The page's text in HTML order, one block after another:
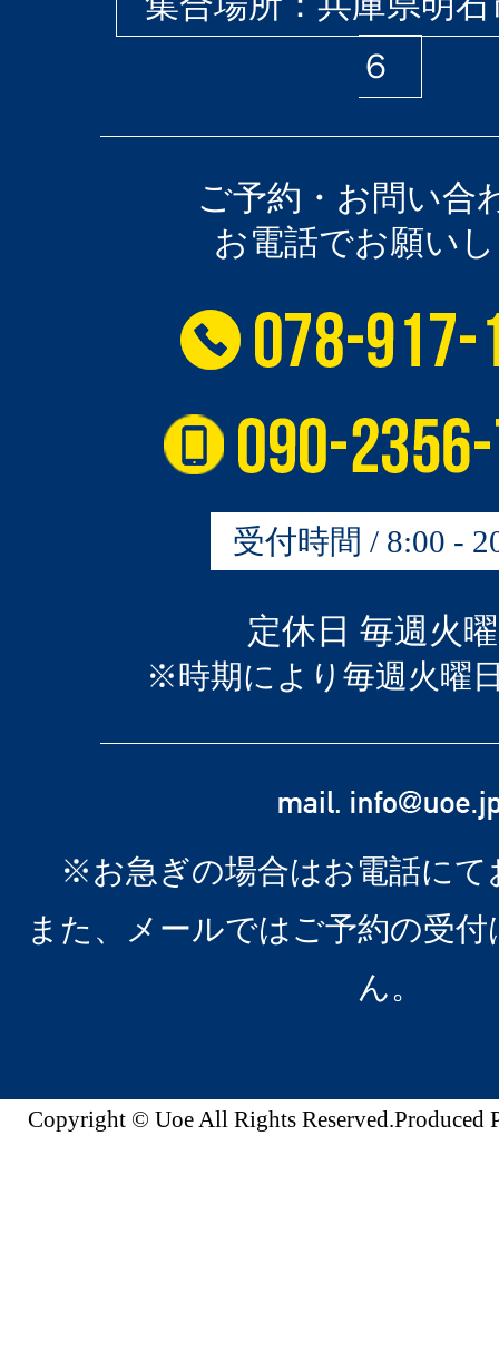
６
ご予約・お問い合
お電話でお願い
受付時間 / 8:00 -
定休日 毎週火
※時期により毎週火曜
※お急ぎの場合はお電話にて
また、メールではご予約の受
ん。
Copyright © Uoe All Rights Reserved.Produced